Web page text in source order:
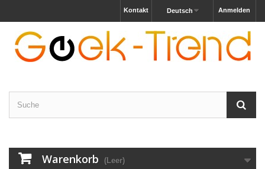
Anmelden
Deutsch
Kontakt
Warenkorb (Leer)